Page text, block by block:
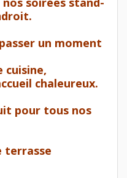
un moment
cuisine,
chaleureux.
pour tous nos
terrasse